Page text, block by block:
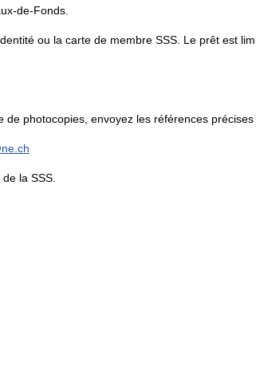
de-Fonds.
ou la carte de membre SSS. Le prêt est
photocopies, envoyez les références précises
la SSS.